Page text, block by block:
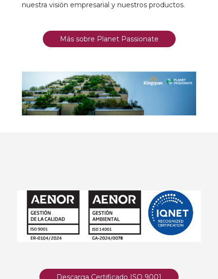
nuestra visión empresarial y nuestros productos.
Más sobre Planet Passionate
Descarga Certificado ISO 9001